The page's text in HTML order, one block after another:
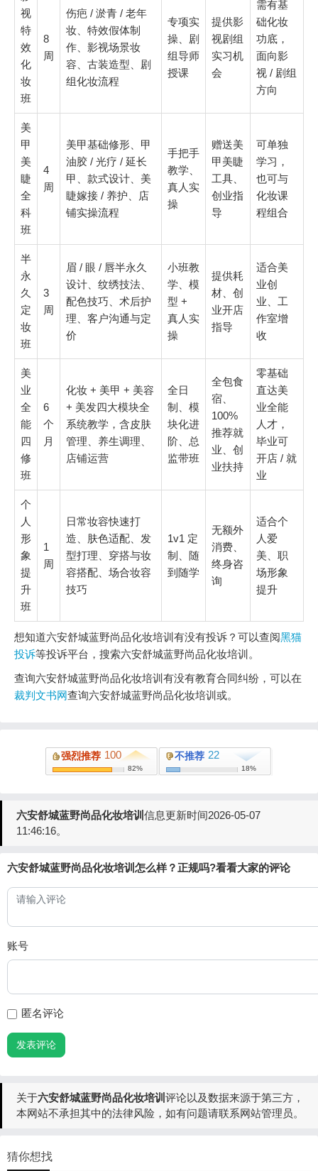
视
特
效
化
妆
班
8
周
伤疤 / 淤青 / 老年
妆、特效假体制
作、影视场景妆
容、古装造型、剧
组化妆流程
专项实
操、剧
组导师
授课
提供影
视剧组
实习机
会
需有基
础化妆
功底，
面向影
视 / 剧组
方向
美
甲
美
睫
全
科
班
4
周
美甲基础修形、甲
油胶 / 光疗 / 延长
甲、款式设计、美
睫嫁接 / 养护、店
铺实操流程
手把手
教学、
真人实
操
赠送美
甲美睫
工具、
创业指
导
可单独
学习，
也可与
化妆课
程组合
半
永
久
定
妆
班
3
周
眉 / 眼 / 唇半永久
设计、纹绣技法、
配色技巧、术后护
理、客户沟通与定
价
小班教
学、模
型 +
真人实
操
提供耗
材、创
业开店
指导
适合美
业创
业、工
作室增
收
美
业
全
能
四
修
班
6
个
月
化妆 + 美甲 + 美容
+ 美发四大模块全
系统教学，含皮肤
管理、养生调理、
店铺运营
全日
制、模
块化进
阶、总
监带班
全包食
宿、
100%
推荐就
业、创
业扶持
零基础
直达美
业全能
人才，
毕业可
开店 / 就
业
个
人
形
象
提
升
班
1
周
日常妆容快速打
造、肤色适配、发
型打理、穿搭与妆
容搭配、场合妆容
技巧
1v1 定
制、随
到随学
无额外
消费、
终身咨
询
适合个
人爱
美、职
场形象
提升
想知道六安舒城蓝野尚品化妆培训有没有投诉？可以查阅黑猫
投诉等投诉平台，搜索六安舒城蓝野尚品化妆培训。
查询六安舒城蓝野尚品化妆培训有没有教育合同纠纷，可以在
裁判文书网查询六安舒城蓝野尚品化妆培训或。
强烈推荐 100
82%
不推荐 22
18%
六安舒城蓝野尚品化妆培训 信息更新时间2026-05-07
11:46:16。
六安舒城蓝野尚品化妆培训怎么样？正规吗?看看大家的评论
账号
匿名评论
发表评论
关于六安舒城蓝野尚品化妆培训 评论以及数据来源于第三方，
本网站不承担其中的法律风险，如有问题请联系网站管理员。
猜你想找